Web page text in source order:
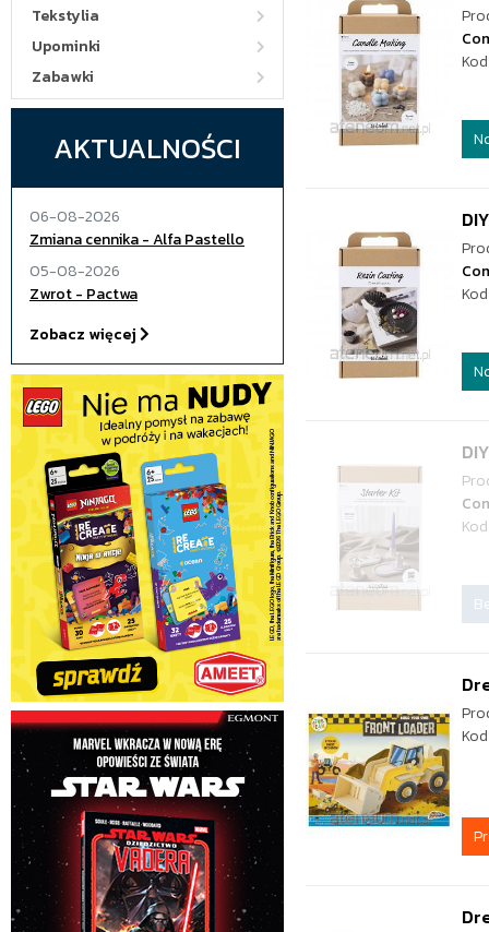
Tekstylia
Upominki
Zabawki
AKTUALNOŚCI
06-08-2026
Zmiana cennika - Alfa Pastello
05-08-2026
Zwrot - Pactwa
Zobacz więcej